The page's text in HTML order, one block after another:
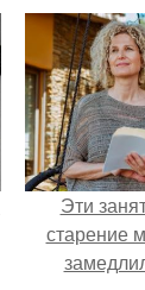
Эти
старение